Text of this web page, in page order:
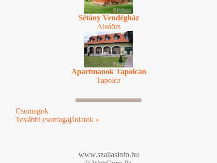
Sétány Vendégház
Alsóörs
Apartmanok Tapolcán
Tapolca
Csomagok
További csomagajánlatok »
www.szallasinfo.hu